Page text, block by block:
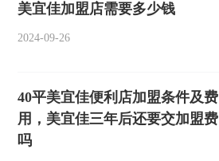
美宜佳加盟店需要多少钱
2024-09-26
40平美宜佳便利店加盟条件及费
用，美宜佳三年后还要交加盟费
吗